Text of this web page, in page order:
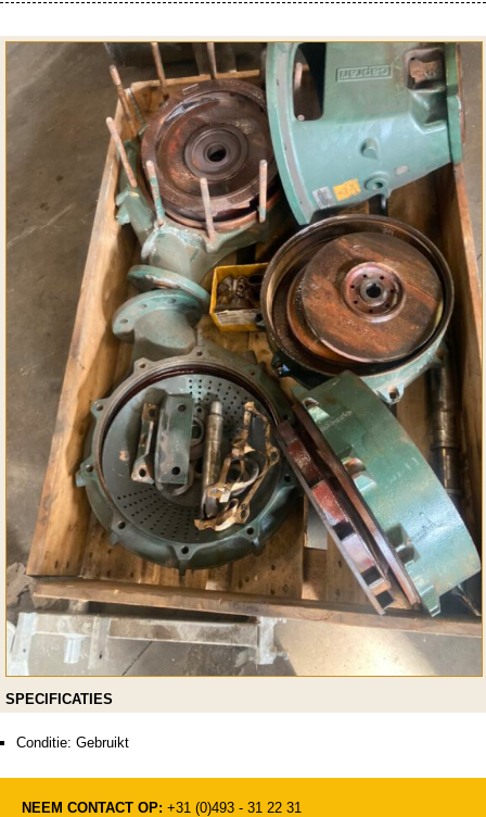
SPECIFICATIES
Conditie: Gebruikt
NEEM CONTACT OP: +31 (0)493 - 31 22 31